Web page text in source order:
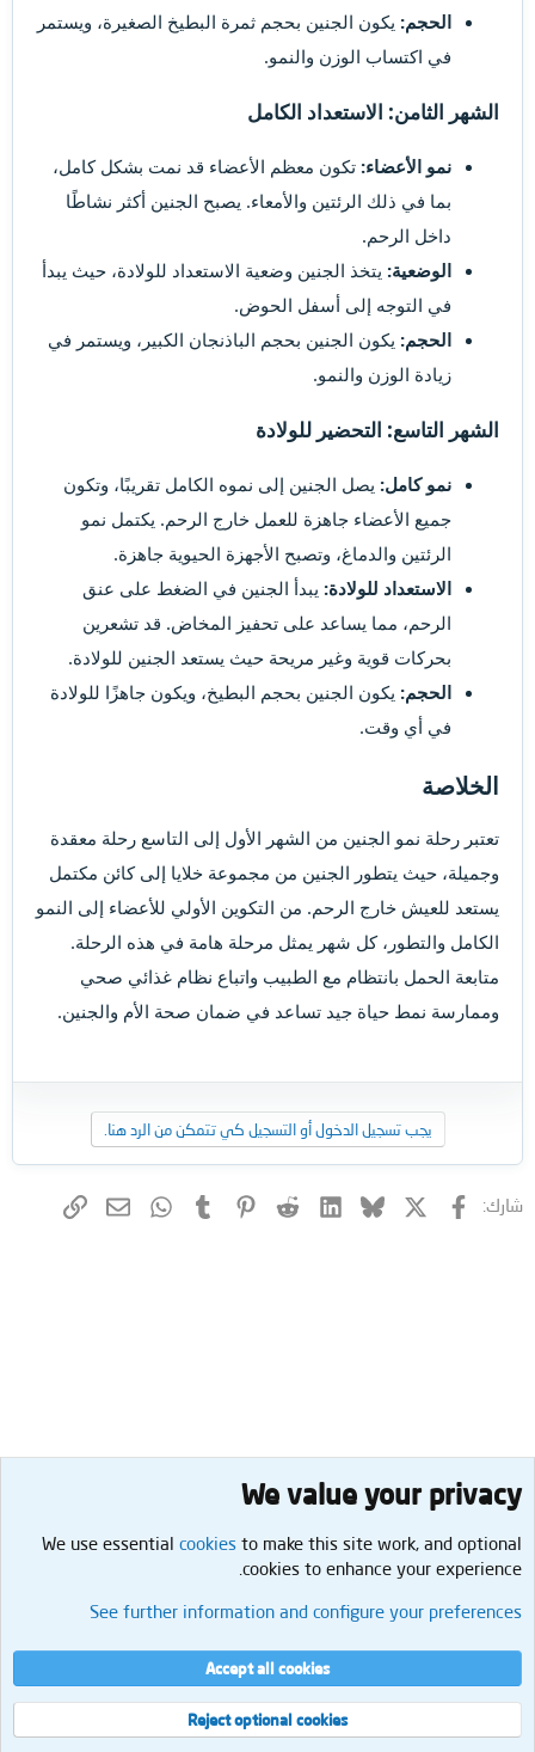
الحجم: يكون الجنين بحجم ثمرة البطيخ الصغيرة، ويستمر
في اكتساب الوزن والنمو.
الشهر الثامن: الاستعداد الكامل
نمو الأعضاء: تكون معظم الأعضاء قد نمت بشكل كامل،
بما في ذلك الرئتين والأمعاء. يصبح الجنين أكثر نشاطًا
داخل الرحم.
الوضعية: يتخذ الجنين وضعية الاستعداد للولادة، حيث يبدأ
في التوجه إلى أسفل الحوض.
الحجم: يكون الجنين بحجم الباذنجان الكبير، ويستمر في
زيادة الوزن والنمو.
الشهر التاسع: التحضير للولادة
نمو كامل: يصل الجنين إلى نموه الكامل تقريبًا، وتكون
جميع الأعضاء جاهزة للعمل خارج الرحم. يكتمل نمو
الرئتين والدماغ، وتصبح الأجهزة الحيوية جاهزة.
الاستعداد للولادة: يبدأ الجنين في الضغط على عنق
الرحم، مما يساعد على تحفيز المخاض. قد تشعرين
بحركات قوية وغير مريحة حيث يستعد الجنين للولادة.
الحجم: يكون الجنين بحجم البطيخ، ويكون جاهزًا للولادة
في أي وقت.
الخلاصة
تعتبر رحلة نمو الجنين من الشهر الأول إلى التاسع رحلة معقدة
وجميلة، حيث يتطور الجنين من مجموعة خلايا إلى كائن مكتمل
يستعد للعيش خارج الرحم. من التكوين الأولي للأعضاء إلى النمو
الكامل والتطور، كل شهر يمثل مرحلة هامة في هذه الرحلة.
متابعة الحمل بانتظام مع الطبيب واتباع نظام غذائي صحي
وممارسة نمط حياة جيد تساعد في ضمان صحة الأم والجنين.
يجب تسجيل الدخول أو التسجيل كي تتمكن من الرد هنا.
شارك: فيسبوك X (Twitter)
Bluesky
LinkedIn
Reddit
Pinterest
Tumblr
WhatsApp
البريد
الحمل والولادة
Cookies
العربية
إتصل بنا
الشروط والقوانين سياسة الخصوصية مساعدة الرئيسية
R
S
مجموع الإستعلامات 9 إجمالي الوقت
2.13MB
We value your privacy
We use essential cookies to make this site work, and optional
cookies to enhance your experience.
See further information and configure your preferences
Accept all cookies
Reject optional cookies